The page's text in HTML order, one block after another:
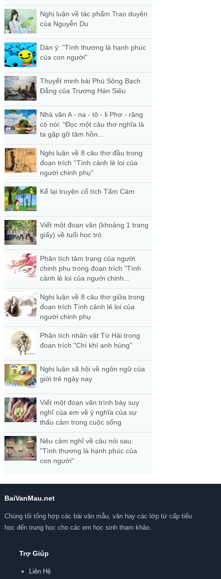
Nghị luận về tác phẩm Trao duyên
của Nguyễn Du
Dàn ý: "Tình thương là hạnh phúc
của con người"
Thuyết minh bài Phú Sông Bạch
Đằng của Trương Hán Siêu
Nhà văn A - na - tô - li Phơ - răng
có nói: “Đọc một câu thơ nghĩa là
ta gặp gỡ tâm hồn...
Nghị luận về 8 câu thơ đầu trong
đoạn trích ''Tình cảnh lẻ loi của
người chinh phụ''
Kể lại truyện cổ tích Tấm Cám
Viết một đoạn văn (khoảng 1 trang
giấy) về tuổi học trò
Phân tích tâm trạng của người
chinh phụ trong đoạn trích "Tình
cảnh lẻ loi của người chinh...
Nghị luận về 8 câu thơ giữa trong
đoạn trích Tình cảnh lẻ loi của
người chinh phụ
Phân tích nhân vật Từ Hải trong
đoạn trích "Chí khí anh hùng"
Nghị luận xã hội về ngôn ngữ của
giới trẻ ngày nay
Viết một đoạn văn trình bày suy
nghĩ của em về ý nghĩa của sự
thấu cảm trong cuộc sống
Nêu cảm nghĩ về câu nói sau:
"Tình thương là hạnh phúc của
con người"
BaiVanMau.net
Chúng tôi tổng hợp các bài văn mẫu, văn hay các lớp từ cấp tiểu
học đến trung học cho các em học sinh tham khảo.
Trợ Giúp
Liên Hệ